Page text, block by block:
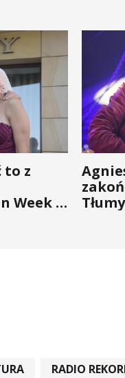
to z
Week -
RADIO